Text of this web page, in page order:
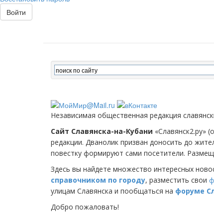
Войти
Независимая общественная редакция
Сайт Славянска-на-Кубани «Славянск2.ру»
редакции. Дванолик призван доносить до
повестку формируют сами посетители.
Здесь вы найдете множество интересных
справочником по городу, разместить свои
улицам Славянска и пообщаться на форуме
Добро пожаловать!